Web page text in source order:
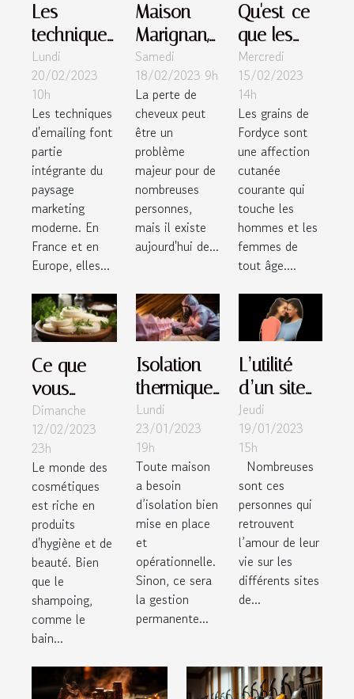
Les
techniques
d'e mailing
autorisées
en France
et en
Europe
Lundi
20/02/2023
10h
Les techniques
d'emailing font
partie
intégrante du
paysage
marketing
moderne. En
France et en
Europe, elles...
Maison
Marignan,
la haute
couture de
la greffe
capillaire
Made in
France
Samedi
18/02/2023 9h
La perte de
cheveux peut
être un
problème
majeur pour de
nombreuses
personnes,
mais il existe
aujourd'hui de...
Qu'est-ce
que les
grains de
Fordyce et
comment
les traiter ?
Mercredi
15/02/2023
14h
Les grains de
Fordyce sont
une affection
cutanée
courante qui
touche les
hommes et les
femmes de
tout âge....
Ce que
vous
devez
savoir sur
le
shampoing
solide
Dimanche
12/02/2023
23h
Le monde des
cosmétiques
est riche en
produits
d'hygiène et de
beauté. Bien
que le
shampoing,
comme le
bain...
Isolation
thermique
d’un
logement :
quels sont
les types
d’isolants
les plus
connus ?
Lundi
23/01/2023
19h
Toute maison
a besoin
d’isolation bien
mise en place
et
opérationnelle.
Sinon, ce sera
la gestion
permanente...
L’utilité
d’un site
de
rencontre
adultère
Jeudi
19/01/2023
15h
Nombreuses
sont ces
personnes qui
retrouvent
l’amour de leur
vie sur les
différents sites
de...